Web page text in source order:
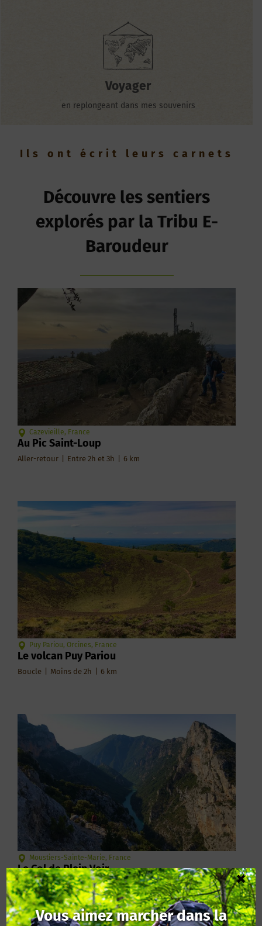
Voyager
en replongeant dans mes souvenirs
Ils ont écrit leurs carnets
Découvre les sentiers
explorés par la Tribu E-
Baroudeur
Au Pic Saint-Loup
Aller-retour Entre 2h et 3h 6 km
Cazevieille, France
Le volcan Puy Pariou
Boucle Moins de 2h 6 km
Puy Pariou, Orcines, France
Le Col de Plein Voir
Boucle | Entre 4h et 5h | 10km
Moustiers-Sainte-Marie, France
Vous aimez marcher dans la
×